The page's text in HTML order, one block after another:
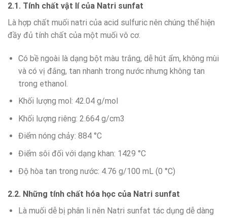
2.1. Tính chất vật lí của Natri sunfat
Là hợp chất muối natri của acid sulfuric nên chúng thể hiện
đầy đủ tính chất của một muối vô cơ.
Có bề ngoài là dạng bột màu trắng, dễ hút ẩm, không mùi
và có vị đắng, tan nhanh trong nước nhưng không tan
trong ethanol.
Khối lượng mol: 42.04 g/mol
Khối lượng riêng: 2.664 g/cm3
Điểm nóng chảy: 884 °C
Điểm sôi đối với dạng khan: 1429 °C
Độ hòa tan trong nước: 4.76 g/100 mL (0 °C)
2.2. Những tính chất hóa học của Natri sunfat
Là muối dễ bị phân li nên Natri sunfat tác dụng dễ dàng